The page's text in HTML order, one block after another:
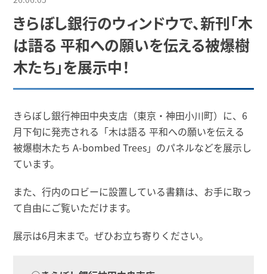
きらぼし銀行のウィンドウで、新刊「木
は語る 平和への願いを伝える被爆樹
木たち」を展示中！
きらぼし銀行神田中央支店（東京・神田小川町）に、6
月下旬に発売される「木は語る 平和への願いを伝える
被爆樹木たち A-bombed Trees」のパネルなどを展示し
ています。
また、行内のロビーに設置している書籍は、お手に取っ
て自由にご覧いただけます。
展示は6月末まで。ぜひお立ち寄りください。